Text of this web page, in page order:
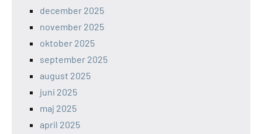
december 2025
november 2025
oktober 2025
september 2025
august 2025
juni 2025
maj 2025
april 2025